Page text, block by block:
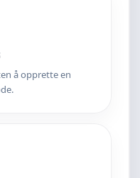
å opprette en